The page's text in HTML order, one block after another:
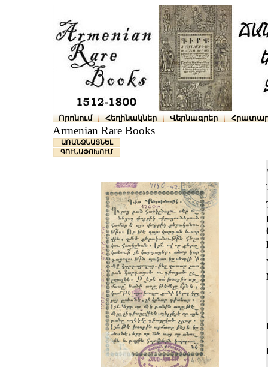
Որոնում Հեղինակներ Վերնագրեր
Armenian Rare Books
ԱՌԱՆՁՆԱՑՆԵԼ
ԳՈՒՆԱՓՈԽՈՒՄ